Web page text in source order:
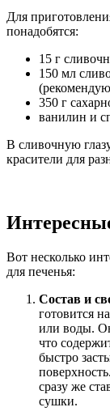
Для
понадобятся:
15 г
150 мл
350 г
ванилин и
В сливочную
красители для
Вот несколько
для печенья:
Состав и
готовится
или воды.
что
быстро
сразу же
сушки.